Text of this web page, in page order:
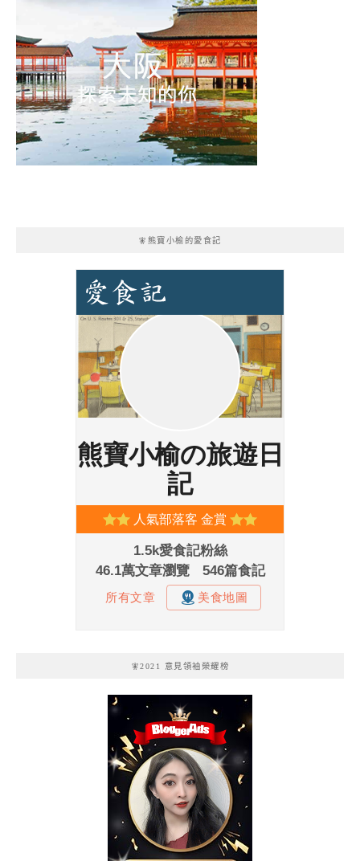
🧚熊寶小榆的愛食記
🧚2021 意見領袖榮耀榜